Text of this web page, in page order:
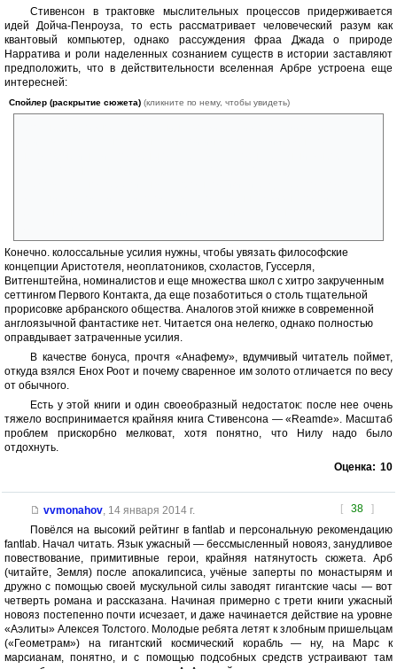
Стивенсон в трактовке мыслительных процессов придерживается
идей Дойча-Пенроуза, то есть рассматривает человеческий разум как
квантовый компьютер, однако рассуждения фраа Джада о природе
Нарратива и роли наделенных сознанием существ в истории заставляют
предположить, что в действительности вселенная Арбре устроена еще
интересней:
Спойлер (раскрытие сюжета) (кликните по нему, чтобы увидеть)
Конечно. колоссальные усилия нужны, чтобы увязать философские
концепции Аристотеля, неоплатоников, схоластов, Гуссерля,
Витгенштейна, номиналистов и еще множества школ с хитро закрученным
сеттингом Первого Контакта, да еще позаботиться о столь тщательной
прорисовке арбранского общества. Аналогов этой книжке в современной
англоязычной фантастике нет. Читается она нелегко, однако полностью
оправдывает затраченные усилия.
В качестве бонуса, прочтя «Анафему», вдумчивый читатель поймет,
откуда взялся Енох Роот и почему сваренное им золото отличается по весу
от обычного.
Есть у этой книги и один своеобразный недостаток: после нее очень
тяжело воспринимается крайняя книга Стивенсона — «Reamde». Масштаб
проблем прискорбно мелковат, хотя понятно, что Нилу надо было
отдохнуть.
Оценка: 10
[ 38 ]
vvmonahov, 14 января 2014 г.
Повёлся на высокий рейтинг в fantlab и персональную рекомендацию
fantlab. Начал читать. Язык ужасный — бессмысленный новояз, занудливое
повествование, примитивные герои, крайняя натянутость сюжета. Арб
(читайте, Земля) после апокалипсиса, учёные заперты по монастырям и
дружно с помощью своей мускульной силы заводят гигантские часы — вот
четверть романа и рассказана. Начиная примерно с трети книги ужасный
новояз постепенно почти исчезает, и даже начинается действие на уровне
«Аэлиты» Алексея Толстого. Молодые ребята летят к злобным пришельцам
(«Геометрам») на гигантский космический корабль — ну, на Марс к
марсианам, понятно, и с помощью подсобных средств устраивают там